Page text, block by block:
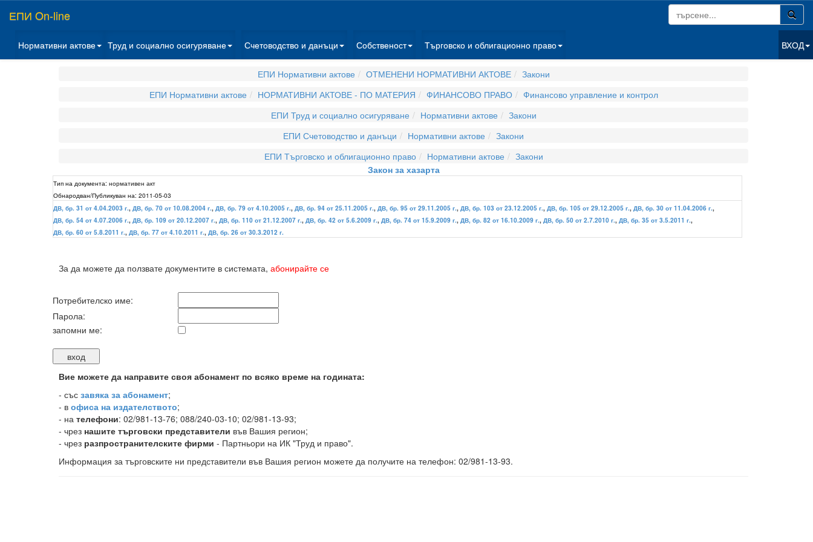
ЕПИ On-line
Нормативни актове Труд и социално осигуряване Счетоводство и данъци Собственост Търговско и облигационно право ВХОД
ЕПИ Нормативни актове ОТМЕНЕНИ НОРМАТИВНИ АКТОВЕ
Закони
ЕПИ Нормативни актове
НОРМАТИВНИ АКТОВЕ - ПО МАТЕРИЯ ФИНАНСОВО ПРАВО
Финансово управление и контрол
ЕПИ Труд и социално осигуряване
Нормативни актове
Закони
ЕПИ Счетоводство и данъци
Нормативни актове
Закони
ЕПИ Търговско и облигационно право
Нормативни актове
Закони
Закон за хазарта
Тип на документа: нормативен акт
Обнародван/Публикуван на: 2011-05-03
ДВ, бр. 31 от 4.04.2003 г., ДВ, бр. 70 от 10.08.2004 г., ДВ, бр. 79 от 4.10.2005 г., ДВ, бр. 94 от 25.11.2005 г., ДВ, бр. 95 от 29.11.2005 г., ДВ, бр. 103 от 23.12.2005 г., ДВ, бр. 105 от 29.12.2005 г., ДВ, бр. 30 от 11.04.2006 г.,
ДВ, бр. 54 от 4.07.2006 г., ДВ, бр. 109 от 20.12.2007 г., ДВ, бр. 110 от 21.12.2007 г., ДВ, бр. 42 от 5.6.2009 г., ДВ, бр. 74 от 15.9.2009 г., ДВ, бр. 82 от 16.10.2009 г., ДВ, бр. 50 от 2.7.2010 г., ДВ, бр. 35 от 3.5.2011 г.,
ДВ, бр. 60 от 5.8.2011 г., ДВ, бр. 77 от 4.10.2011 г., ДВ, бр. 26 от 30.3.2012 г.
За да можете да ползвате документите в системата, абонирайте се
Потребителско име:
Парола:
запомни ме:
Вие можете да направите своя абонамент по всяко време на годината:
- със завяка за абонамент;
- в офиса на издателството;
- на телефони: 02/981-13-76; 088/240-03-10; 02/981-13-93;
- чрез нашите търговски представители във Вашия регион;
- чрез разпространителските фирми - Партньори на ИК "Труд и право".
Информация за търговските ни представители във Вашия регион можете да получите на телефон: 02/981-13-93.